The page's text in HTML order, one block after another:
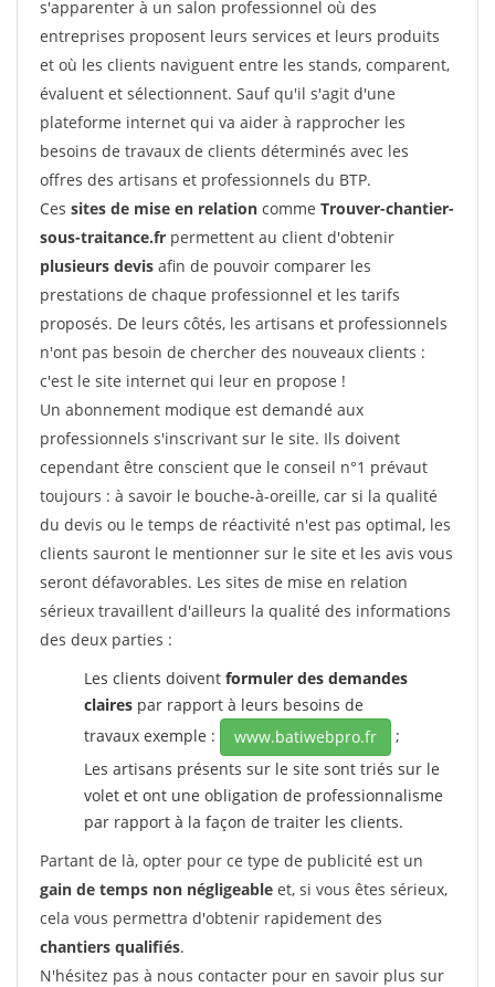
s'apparenter à un salon professionnel où des
entreprises proposent leurs services et leurs produits
et où les clients naviguent entre les stands, comparent,
évaluent et sélectionnent. Sauf qu'il s'agit d'une
plateforme internet qui va aider à rapprocher les
besoins de travaux de clients déterminés avec les
offres des artisans et professionnels du BTP.
Ces sites de mise en relation comme Trouver-chantier-
sous-traitance.fr permettent au client d'obtenir
plusieurs devis afin de pouvoir comparer les
prestations de chaque professionnel et les tarifs
proposés. De leurs côtés, les artisans et professionnels
n'ont pas besoin de chercher des nouveaux clients :
c'est le site internet qui leur en propose !
Un abonnement modique est demandé aux
professionnels s'inscrivant sur le site. Ils doivent
cependant être conscient que le conseil n°1 prévaut
toujours : à savoir le bouche-à-oreille, car si la qualité
du devis ou le temps de réactivité n'est pas optimal, les
clients sauront le mentionner sur le site et les avis vous
seront défavorables. Les sites de mise en relation
sérieux travaillent d'ailleurs la qualité des informations
des deux parties :
Les clients doivent formuler des demandes
claires par rapport à leurs besoins de
travaux exemple :
www.batiwebpro.fr
;
Les artisans présents sur le site sont triés sur le
volet et ont une obligation de professionnalisme
par rapport à la façon de traiter les clients.
Partant de là, opter pour ce type de publicité est un
gain de temps non négligeable et, si vous êtes sérieux,
cela vous permettra d'obtenir rapidement des
chantiers qualifiés.
N'hésitez pas à nous contacter pour en savoir plus sur